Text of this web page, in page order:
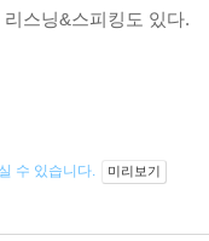
스닝&스피킹도 있다.
수 있습니다. 미리보기